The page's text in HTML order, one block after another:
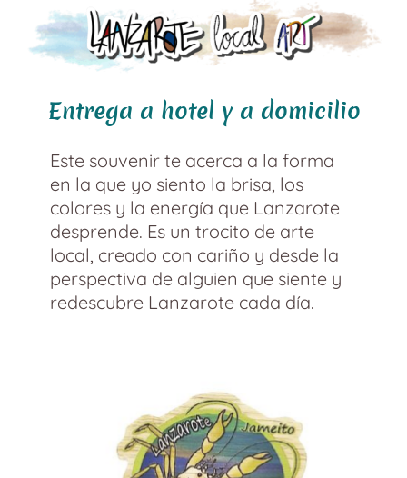
Entrega a hotel y a domicilio
Este souvenir te acerca a la forma
en la que yo siento la brisa, los
colores y la energía que Lanzarote
desprende. Es un trocito de arte
local, creado con cariño y desde la
perspectiva de alguien que siente y
redescubre Lanzarote cada día.